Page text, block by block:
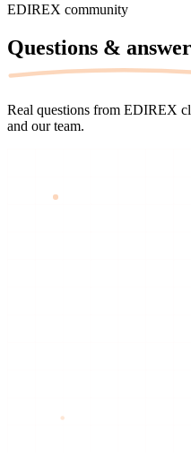
EDIREX community
Questions &
Real questions from EDIREX
and our team.